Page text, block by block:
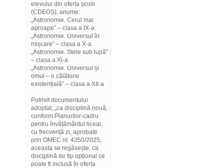
elevului din oferta școlii
(CDEOȘ), anume:
„Astronomie. Cerul mai
aproape” – clasa a IX-a
„Astronomie. Universul în
mișcare” – clasa a X-a
„Astronomie. Stele sub lupă”
– clasa a Xi-a
„Astronomie. Universul și
omul – o călătorie
existențială” – clasa a XII-a
Potrivit documentului
adoptat, „ca disciplină nouă,
conform Planurilor-cadru
pentru învățământul liceal,
cu frecvență zi, aprobate
prin OMEC nr. 4350/2025,
aceasta se regăsește, ca
disciplină de tip opțional ce
poate fi inclusă în oferta